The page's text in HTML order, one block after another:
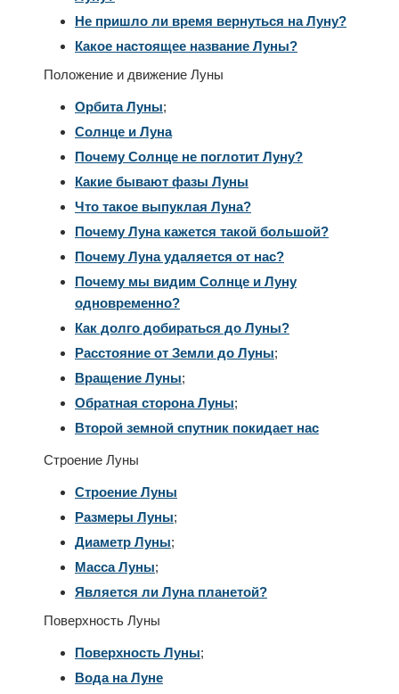
Не пришло ли время вернуться на Луну?
Какое настоящее название Луны?
Положение и движение Луны
Орбита Луны;
Солнце и Луна
Почему Солнце не поглотит Луну?
Какие бывают фазы Луны
Что такое выпуклая Луна?
Почему Луна кажется такой большой?
Почему Луна удаляется от нас?
Почему мы видим Солнце и Луну
одновременно?
Как долго добираться до Луны?
Расстояние от Земли до Луны;
Вращение Луны;
Обратная сторона Луны;
Второй земной спутник покидает нас
Строение Луны
Строение Луны
Размеры Луны;
Диаметр Луны;
Масса Луны;
Является ли Луна планетой?
Поверхность Луны
Поверхность Луны;
Вода на Луне